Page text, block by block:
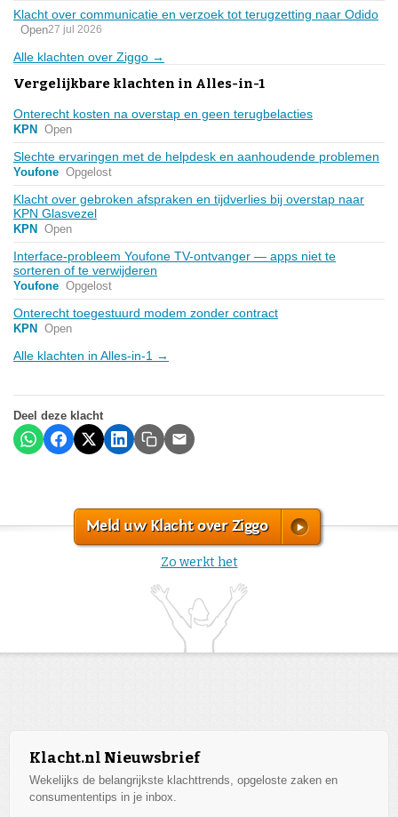
Klacht over communicatie en verzoek tot terugzetting naar Odido
Open27 jul 2026
Alle klachten over Ziggo →
Vergelijkbare klachten in Alles-in-1
Onterecht kosten na overstap en geen terugbelacties
KPN Open
Slechte ervaringen met de helpdesk en aanhoudende problemen
Youfone Opgelost
Klacht over gebroken afspraken en tijdverlies bij overstap naar
KPN Glasvezel
KPN Open
Interface-probleem Youfone TV-ontvanger — apps niet te
sorteren of te verwijderen
Youfone Opgelost
Onterecht toegestuurd modem zonder contract
KPN Open
Alle klachten in Alles-in-1 →
Deel deze klacht
Meld uw Klacht over Ziggo
Zo werkt het
Klacht.nl Nieuwsbrief
Wekelijks de belangrijkste klachttrends, opgeloste zaken en
consumententips in je inbox.